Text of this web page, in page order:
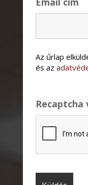
Az űrlap
és az
Recaptcha